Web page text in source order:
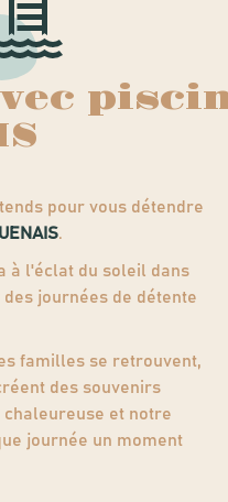
pour vous détendre
.
à l'éclat du soleil dans
journées de détente
familles se retrouvent,
des souvenirs
et notre
journée un moment